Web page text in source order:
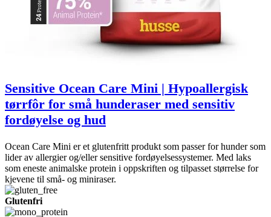
Sensitive Ocean Care Mini | Hypoallergisk
tørrfôr for små hunderaser med sensitiv
fordøyelse og hud
Ocean Care Mini er et glutenfritt produkt som passer for hunder som
lider av allergier og/eller sensitive fordøyelsessystemer. Med laks
som eneste animalske protein i oppskriften og tilpasset størrelse for
kjevene til små- og miniraser.
Glutenfri